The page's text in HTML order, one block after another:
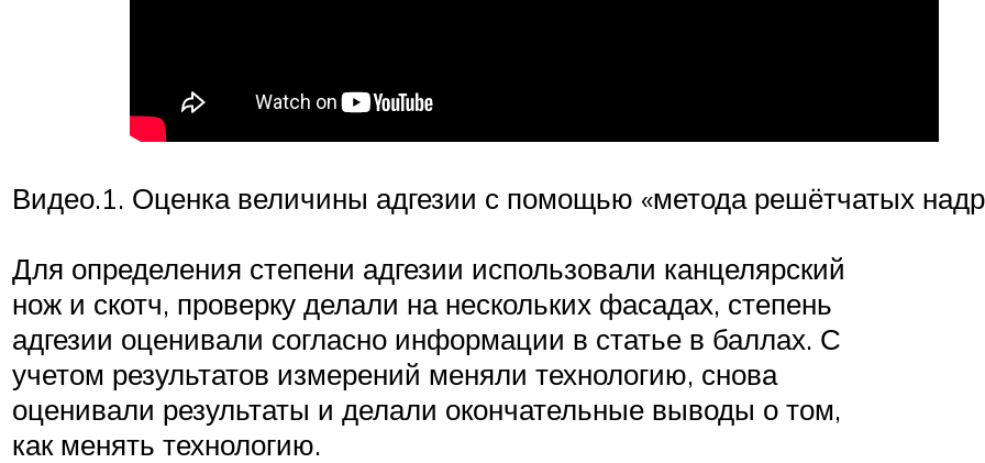
Видео.1. Оценка величины адгезии с помощью «метода решётчатых
Для определения степени адгезии использовали канцелярский
нож и скотч, проверку делали на нескольких фасадах, степень
адгезии оценивали согласно информации в статье в баллах. С
учетом результатов измерений меняли технологию, снова
оценивали результаты и делали окончательные выводы о том,
как менять технологию.